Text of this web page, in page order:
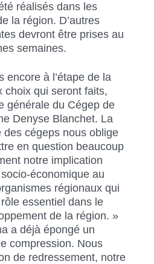
réalisés dans les
la région. D’autres
devront être prises au
semaines.
encore à l’étape de la
choix qui seront faits,
générale du Cégep de
Denyse Blanchet. La
des cégeps nous oblige
en question beaucoup
notre implication
économique au
régionaux qui
essentiel dans le
de la région. »
a déjà épongé un
compression. Nous
de redressement, notre